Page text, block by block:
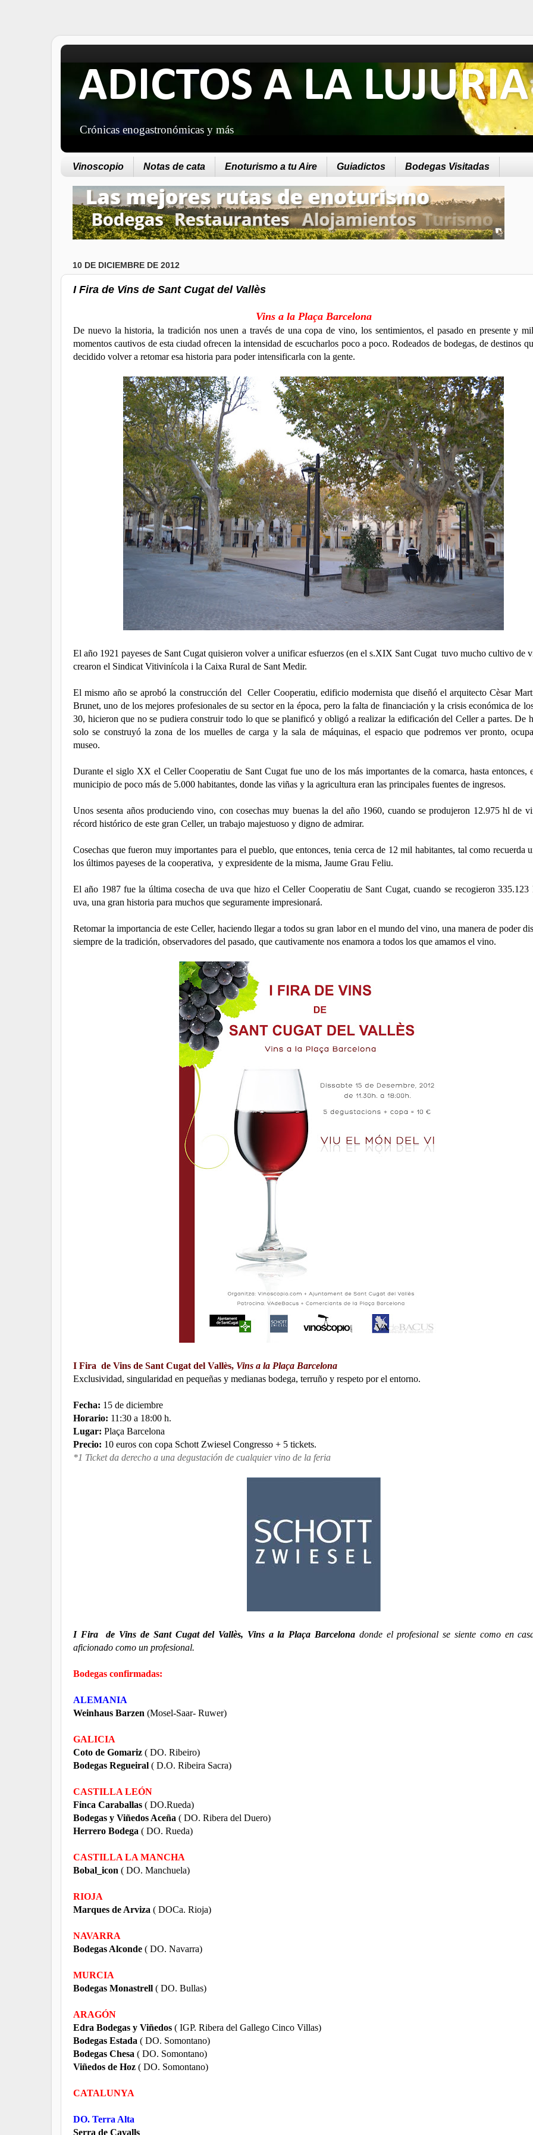
ADICTOS A LA LUJURIA
Crónicas enogastronómicas y más
Vinoscopio Notas de cata Enoturismo a tu Aire Guiadictos Bodegas Visitadas
10 DE DICIEMBRE DE 2012
I Fira de Vins de Sant Cugat del Vallès
Vins a la Plaça Barcelona
De nuevo la historia, la tradición nos unen a través de una copa de vino, los sentimientos, el pasado en presente y
momentos cautivos de esta ciudad ofrecen la intensidad de escucharlos poco a poco. Rodeados de bodegas, de destinos
decidido volver a retomar esa historia para poder intensificarla con la gente.
El año 1921 payeses de Sant Cugat quisieron volver a unificar esfuerzos (en el s.XIX Sant Cugat tuvo mucho cultivo de
crearon el Sindicat Vitivinícola i la Caixa Rural de Sant Medir.
El mismo año se aprobó la construcción del Celler Cooperatiu, edificio modernista que diseñó el arquitecto Cèsar
Brunet, uno de los mejores profesionales de su sector en la época, pero la falta de financiación y la crisis económica de
30, hicieron que no se pudiera construir todo lo que se planificó y obligó a realizar la edificación del Celler a partes. De
solo se construyó la zona de los muelles de carga y la sala de máquinas, el espacio que podremos ver pronto,
museo.
Durante el siglo XX el Celler Cooperatiu de Sant Cugat fue uno de los más importantes de la comarca, hasta entonces,
municipio de poco más de 5.000 habitantes, donde las viñas y la agricultura eran las principales fuentes de ingresos.
Unos sesenta años produciendo vino, con cosechas muy buenas la del año 1960, cuando se produjeron 12.975 hl de
récord histórico de este gran Celler, un trabajo majestuoso y digno de admirar.
Cosechas que fueron muy importantes para el pueblo, que entonces, tenia cerca de 12 mil habitantes, tal como recuerda
los últimos payeses de la cooperativa, y expresidente de la misma, Jaume Grau Feliu.
El año 1987 fue la última cosecha de uva que hizo el Celler Cooperatiu de Sant Cugat, cuando se recogieron 335.123
uva, una gran historia para muchos que seguramente impresionará.
Retomar la importancia de este Celler, haciendo llegar a todos su gran labor en el mundo del vino, una manera de poder
siempre de la tradición, observadores del pasado, que cautivamente nos enamora a todos los que amamos el vino.
I Fira de Vins de Sant Cugat del Vallès, Vins a la Plaça Barcelona
Exclusividad, singularidad en pequeñas y medianas bodega, terruño y respeto por el entorno.
Fecha: 15 de diciembre
Horario: 11:30 a 18:00 h.
Lugar: Plaça Barcelona
Precio: 10 euros con copa Schott Zwiesel Congresso + 5 tickets.
*1 Ticket da derecho a una degustación de cualquier vino de la feria
I Fira de Vins de Sant Cugat del Vallès, Vins a la Plaça Barcelona donde el profesional se siente como en
aficionado como un profesional.
Bodegas confirmadas:
ALEMANIA
Weinhaus Barzen (Mosel-Saar- Ruwer)
GALICIA
Coto de Gomariz ( DO. Ribeiro)
Bodegas Regueiral ( D.O. Ribeira Sacra)
CASTILLA LEÓN
Finca Caraballas ( DO.Rueda)
Bodegas y Viñedos Aceña ( DO. Ribera del Duero)
Herrero Bodega ( DO. Rueda)
CASTILLA LA MANCHA
Bobal_icon ( DO. Manchuela)
RIOJA
Marques de Arviza ( DOCa. Rioja)
NAVARRA
Bodegas Alconde ( DO. Navarra)
MURCIA
Bodegas Monastrell ( DO. Bullas)
ARAGÓN
Edra Bodegas y Viñedos ( IGP. Ribera del Gallego Cinco Villas)
Bodegas Estada ( DO. Somontano)
Bodegas Chesa ( DO. Somontano)
Viñedos de Hoz ( DO. Somontano)
CATALUNYA
DO. Terra Alta
Serra de Cavalls